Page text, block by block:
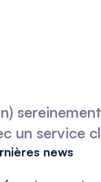
un service
news